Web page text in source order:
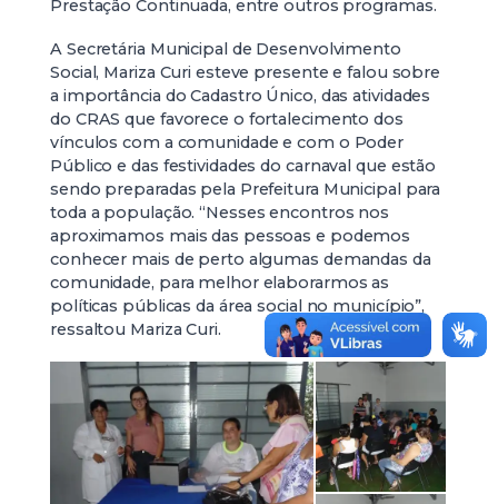
Prestação Continuada, entre outros programas.
A Secretária Municipal de Desenvolvimento
Social, Mariza Curi esteve presente e falou sobre
a importância do Cadastro Único, das atividades
do CRAS que favorece o fortalecimento dos
vínculos com a comunidade e com o Poder
Público e das festividades do carnaval que estão
sendo preparadas pela Prefeitura Municipal para
toda a população. “Nesses encontros nos
aproximamos mais das pessoas e podemos
conhecer mais de perto algumas demandas da
comunidade, para melhor elaborarmos as
políticas públicas da área social no município”,
ressaltou Mariza Curi.